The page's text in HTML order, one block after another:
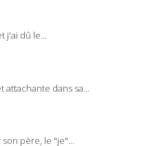
j'ai dû le...
dans sa...
père, le "je"...